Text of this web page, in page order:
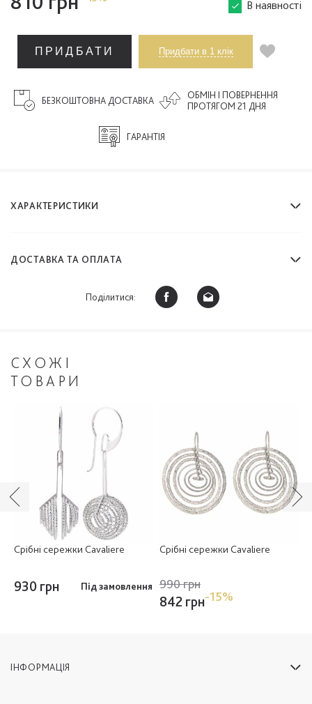
В наявності
ПРИДБАТИ Придбати в 1 клік
ОБМІН І ПОВЕРНЕННЯ
ПРОТЯГОМ 21 ДНЯ
ГАРАНТІЯ
БЕЗКОШТОВНА ДОСТАВКА
ХАРАКТЕРИСТИКИ
ДОСТАВКА ТА ОПЛАТА
Поділитися:
СХОЖІ
ТОВАРИ
Срібні сережки Cavaliere
930 грн Під замовлення
Срібні сережки Cavaliere
990 грн
842 грн-15%
ІНФОРМАЦІЯ